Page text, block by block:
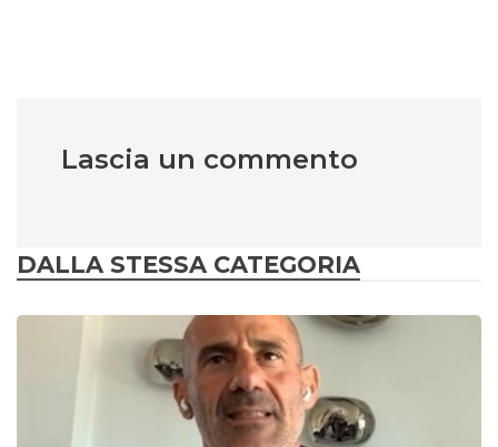
Lascia un commento
DALLA STESSA CATEGORIA